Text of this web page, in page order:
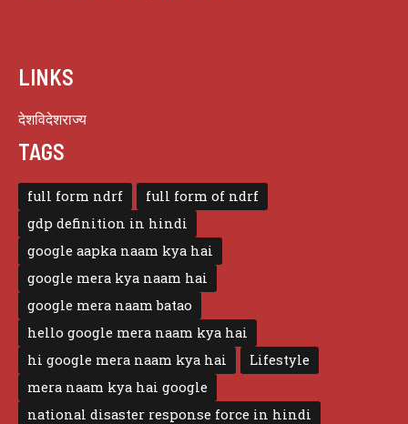
LINKS
देशविदेशराज्य
TAGS
full form ndrf
full form of ndrf
gdp definition in hindi
google aapka naam kya hai
google mera kya naam hai
google mera naam batao
hello google mera naam kya hai
hi google mera naam kya hai
Lifestyle
mera naam kya hai google
national disaster response force in hindi